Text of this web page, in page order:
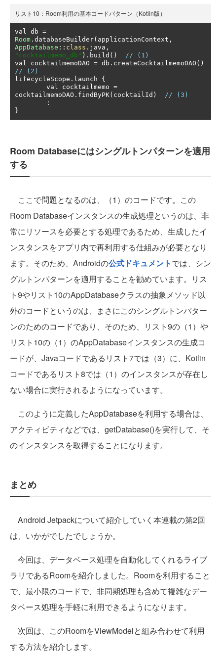
リスト10：Room利用の基本コードパターン（Kotlin版）
val db =
Room . databaseBuilder( applicationContext ,
AppDatabase :: class . java ,
"cocktailmemo_db" ). build ()
// (1)
val cocktailmemoDAO = db . createCocktailmemoDAO ()
// (2)
lifecycleScope . launch {
	val cocktailmemo
=
cocktailmemoDAO . findByPK( cocktailId )
// (3)
:
}
Room Databaseにはシングルトンパターンを適用
する
ここで問題となるのは、（1）のコードです。この
Room Databaseインスタンスの生成処理というのは、非
常にリソースを必要とする処理であるため、生成したイ
ンスタンスをアプリ内で再利用する仕組みが必要となり
ます。そのため、Androidの公式ドキュメントでは、シン
グルトンパターンを適用することを勧めています。リス
ト9やリスト10のAppDatabaseクラスの抽象メソッド以
外のコードというのは、まさにこのシングルトンパター
ンのためのコードであり、そのため、リスト9の（1）や
リスト10の（1）のAppDatabaseインスタンスの生成コ
ードが、Javaコードであるリスト7では（3）に、Kotlin
コードであるリスト8では（1）のインスタンスが存在し
ない場合に実行されるようになっています。
このように定義したAppDatabaseを利用する場合は、
アクティビティなどでは、getDatabase()を実行して、そ
のインスタンスを取得することになります。
まとめ
Android Jetpackについて紹介していく本連載の第2回
は、いかがでしたでしょうか。
今回は、データベース処理を自動化してくれるライブ
ラリであるRoomを紹介しました。Roomを利用すること
で、最小限のコードで、非同期処理も含めて複雑なデー
タベース処理を手軽に利用できるようになります。
次回は、このRoomをViewModelと組み合わせて利用
する方法を紹介します。